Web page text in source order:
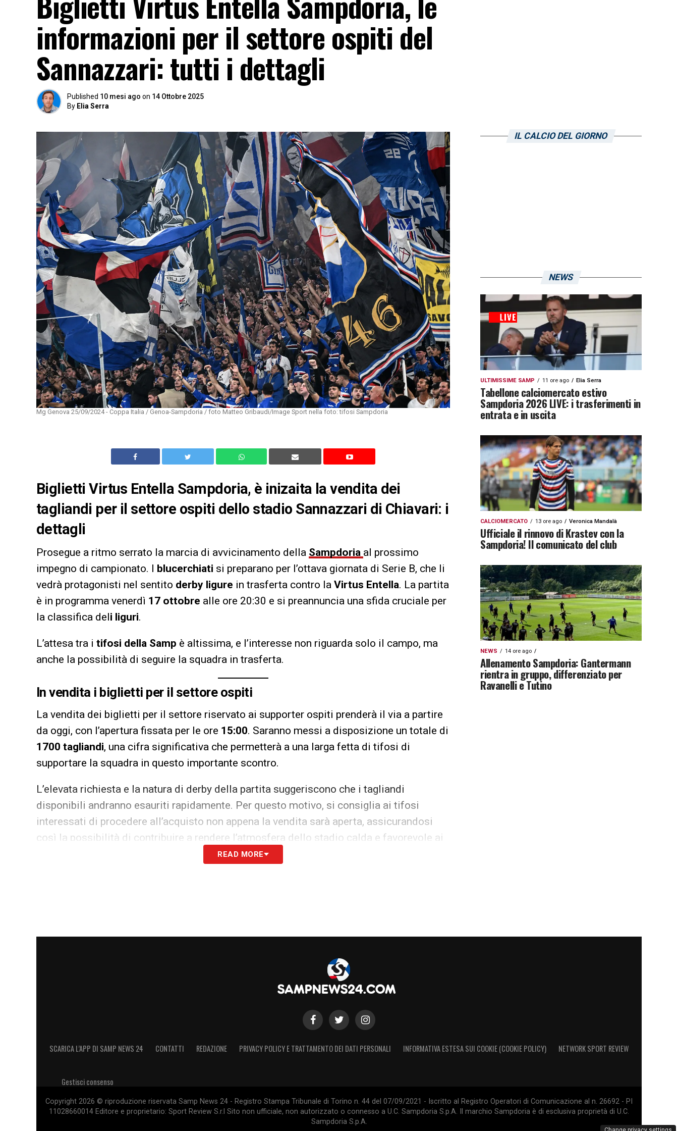
informazioni per il settore ospiti del
Sannazzari: tutti i dettagli
Published 10 mesi ago on 14 Ottobre 2025
By Elia Serra
Mg Genova 25/09/2024 - Coppa Italia / Genoa-Sampdoria / foto Matteo Gribaudi/Image Sport nella foto: tifosi Sampdoria
Biglietti Virtus Entella Sampdoria, è inizaita la vendita dei
tagliandi per il settore ospiti dello stadio Sannazzari di Chiavari: i
dettagli
Prosegue a ritmo serrato la marcia di avvicinamento della Sampdoria al prossimo
impegno di campionato. I blucerchiati si preparano per l’ottava giornata di Serie B, che li
vedrà protagonisti nel sentito derby ligure in trasferta contro la Virtus Entella. La partita
è in programma venerdì 17 ottobre alle ore 20:30 e si preannuncia una sfida cruciale per
la classifica deli liguri.
L’attesa tra i tifosi della Samp è altissima, e l’interesse non riguarda solo il campo, ma
anche la possibilità di seguire la squadra in trasferta.
In vendita i biglietti per il settore ospiti
La vendita dei biglietti per il settore riservato ai supporter ospiti prenderà il via a partire
da oggi, con l’apertura fissata per le ore 15:00. Saranno messi a disposizione un totale di
1700 tagliandi, una cifra significativa che permetterà a una larga fetta di tifosi di
supportare la squadra in questo importante scontro.
L’elevata richiesta e la natura di derby della partita suggeriscono che i tagliandi
disponibili andranno esauriti rapidamente. Per questo motivo, si consiglia ai tifosi
interessati di procedere all’acquisto non appena la vendita sarà aperta, assicurandosi
così la possibilità di contribuire a rendere l’atmosfera dello stadio calda e favorevole ai
, punta molto sul calore della sua gente per affrontare al meglio il match.
è sempre stato un valore aggiunto e, in questa
READ MORE
IL CALCIO DEL GIORNO
NEWS
ULTIMISSIME SAMP 11 ore ago Elia Serra
Tabellone calciomercato estivo
Sampdoria 2026 LIVE: i trasferimenti in
entrata e in uscita
CALCIOMERCATO 13 ore ago Veronica Mandalà
Ufficiale il rinnovo di Krastev con la
Sampdoria! Il comunicato del club
NEWS 14 ore ago
Allenamento Sampdoria: Gantermann
rientra in gruppo, differenziato per
Ravanelli e Tutino
SCARICA L’APP DI SAMP NEWS 24 CONTATTI REDAZIONE PRIVACY POLICY E TRATTAMENTO DEI DATI PERSONALI INFORMATIVA ESTESA SUI COOKIE (COOKIE POLICY) NETWORK SPORT REVIEW
Gestisci consenso
Copyright 2026 © riproduzione riservata Samp News 24 - Registro Stampa Tribunale di Torino n. 44 del 07/09/2021 - Iscritto al Registro Operatori di Comunicazione al n. 26692 - PI
11028660014 Editore e proprietario: Sport Review S.r.l Sito non ufficiale, non autorizzato o connesso a U.C. Sampdoria S.p.A. Il marchio Sampdoria è di esclusiva proprietà di U.C.
Sampdoria S.p.A.